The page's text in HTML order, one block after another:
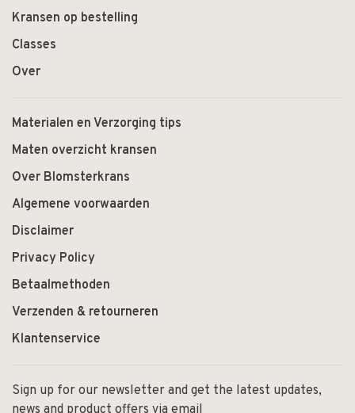
Kransen op bestelling
Classes
Over
Materialen en Verzorging tips
Maten overzicht kransen
Over Blomsterkrans
Algemene voorwaarden
Disclaimer
Privacy Policy
Betaalmethoden
Verzenden & retourneren
Klantenservice
Sign up for our newsletter and get the latest updates,
news and product offers via email